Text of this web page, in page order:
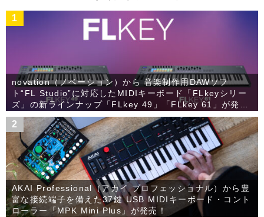
1
novation（ノベーション）から 音楽制作用DAWソフ
ト“FL Studio”に対応したMIDIキーボード「FLkeyシリー
ズ」の新ラインナップ「FLkey 49」「FLkey 61」が発
売！
2
AKAI Professional（アカイ プロフェッショナル）から豊
富な接続端子を備えた37鍵 USB MIDIキーボード・コント
ローラー「MPK Mini Plus」が発売！